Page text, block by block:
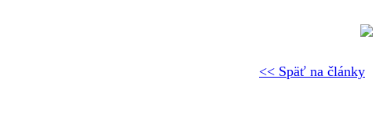
<< Späť na články